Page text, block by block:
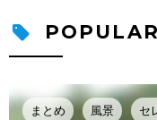
まとめ 風景 セ